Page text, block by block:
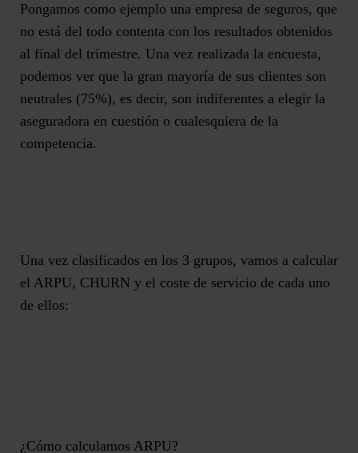
Pongamos como ejemplo una empresa de seguros, que
no está del todo contenta con los resultados obtenidos
al final del trimestre. Una vez realizada la encuesta,
podemos ver que la gran mayoría de sus clientes son
neutrales (75%), es decir, son indiferentes a elegir la
aseguradora en cuestión o cualesquiera de la
competencia.
Una vez clasificados en los 3 grupos, vamos a calcular
el ARPU, CHURN y el coste de servicio de cada uno
de ellos:
¿Cómo calculamos ARPU?